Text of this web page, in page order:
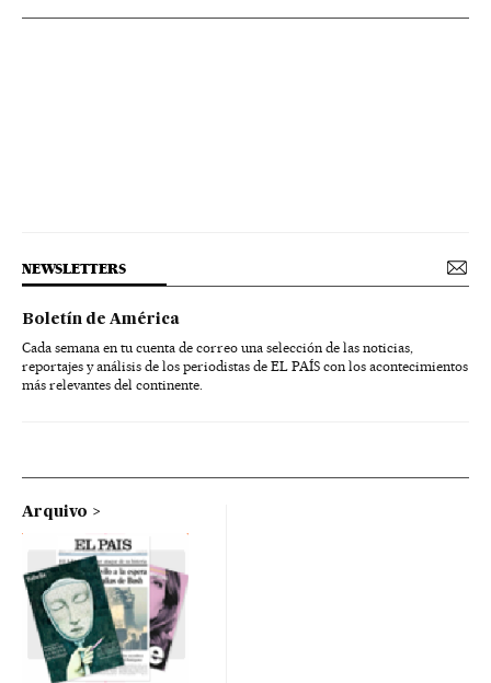
NEWSLETTERS
Boletín de América
Cada semana en tu cuenta de correo una selección de las noticias,
reportajes y análisis de los periodistas de EL PAÍS con los acontecimientos
más relevantes del continente.
Arquivo